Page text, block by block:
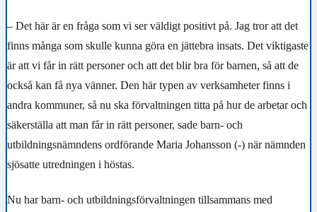
– Det här är en fråga som vi ser väldigt positivt på. Jag tror att det
finns många som skulle kunna göra en jättebra insats. Det viktigaste
är att vi får in rätt personer och att det blir bra för barnen, så att de
också kan få nya vänner. Den här typen av verksamheter finns i
andra kommuner, så nu ska förvaltningen titta på hur de arbetar och
säkerställa att man får in rätt personer, sade barn- och
utbildningsnämndens ordförande Maria Johansson (-) när nämnden
sjösatte utredningen i höstas.
Nu har barn- och utbildningsförvaltningen tillsammans med